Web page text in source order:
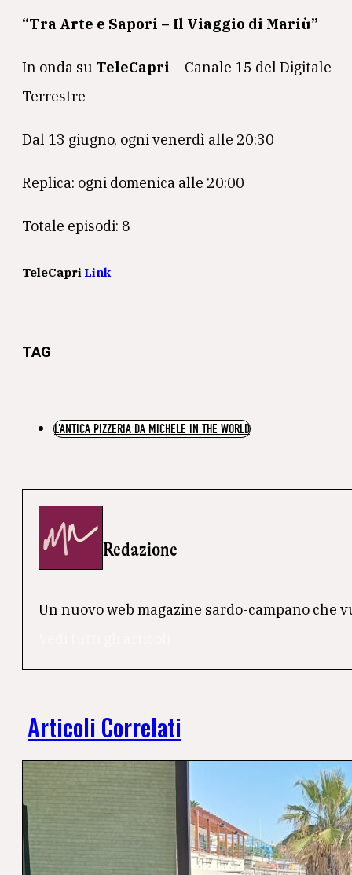
“Tra Arte e Sapori – Il Viaggio di Mariù”
In onda su TeleCapri – Canale 15 del Digitale
Terrestre
Dal 13 giugno, ogni venerdì alle 20:30
Replica: ogni domenica alle 20:00
Totale episodi: 8
TeleCapri Link
TAG
L'ANTICA PIZZERIA DA MICHELE IN THE WORLD
Redazione
Un nuovo web magazine sardo-campano che
Articoli Correlati